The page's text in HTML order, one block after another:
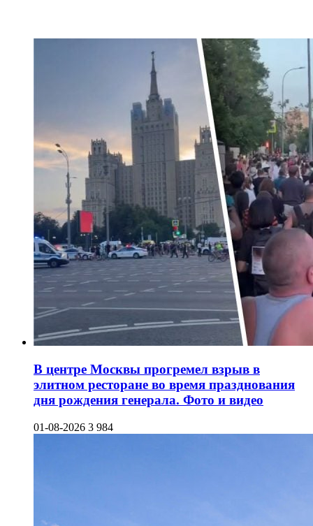
В центре Москвы прогремел взрыв в
элитном ресторане во время празднования
дня рождения генерала. Фото и видео
01-08-2026 3 984